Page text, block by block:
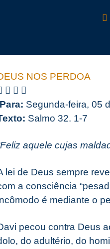
NOS PERDOA
Para: Segunda-feira, 05
Salmo 32. 1-7
aquele cujas
lei de Deus sempre
a consciência
é mediante o
pecou contra Deus
do adultério, do